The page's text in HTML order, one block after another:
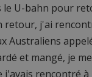
le U-bahn pour
retour, j'ai
Australiens
et mangé, je
j'avais rencontré